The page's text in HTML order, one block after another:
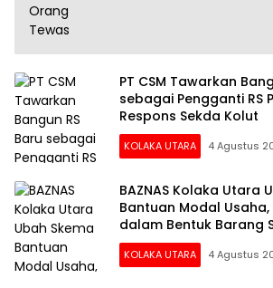
PT CSM Tawarkan
sebagai Pengganti RS
Respons Sekda Kolut
KOLAKA UTARA 4 Agustus
BAZNAS Kolaka Utara
Bantuan Modal Usaha,
dalam Bentuk Barang
Juta
KOLAKA UTARA 4 Agustus